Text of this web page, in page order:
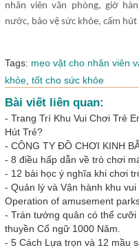
nhân viên văn phòng, giờ
nước, bảo vệ sức khỏe, cấm
Tags: mẹo vặt cho nhân viên
khỏe, tốt cho sức khỏe
Bài viết liên quan:
- Trang Trí Khu Vui Chơi Trẻ
Hút Trẻ?
- CÔNG TY ĐỒ CHƠI KINH
- 8 điều hấp dẫn về trò chơi
- 12 bài học ý nghĩa khi chơi
- Quản lý và Vận hành khu
Operation of amusement
- Trán tướng quân có thể
thuyền Cổ ngữ 1000 Năm.
- 5 Cách Lựa trọn và 12 mầu